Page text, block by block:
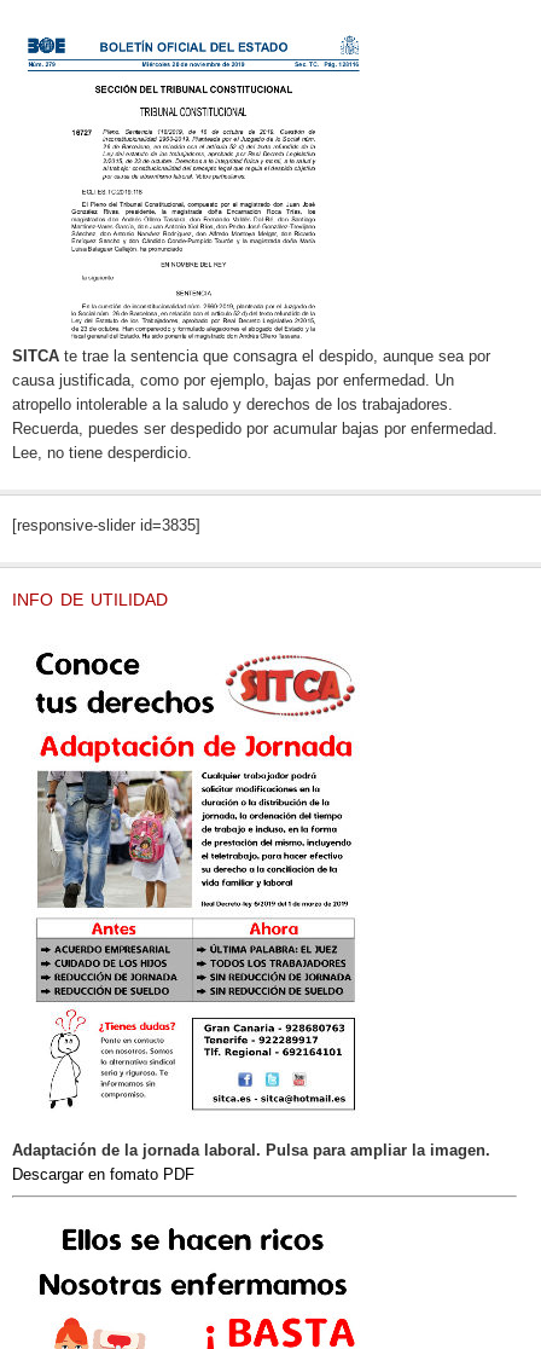
SITCA te trae la sentencia que consagra el despido, aunque sea por
causa justificada, como por ejemplo, bajas por enfermedad. Un
atropello intolerable a la saludo y derechos de los trabajadores.
Recuerda, puedes ser despedido por acumular bajas por enfermedad.
Lee, no tiene desperdicio.
[responsive-slider id=3835]
INFO DE UTILIDAD
Adaptación de la jornada laboral. Pulsa para ampliar la imagen.
Descargar en fomato PDF